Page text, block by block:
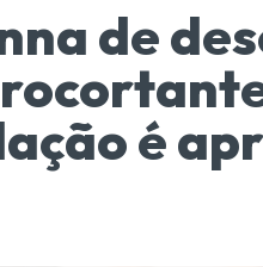
de
é